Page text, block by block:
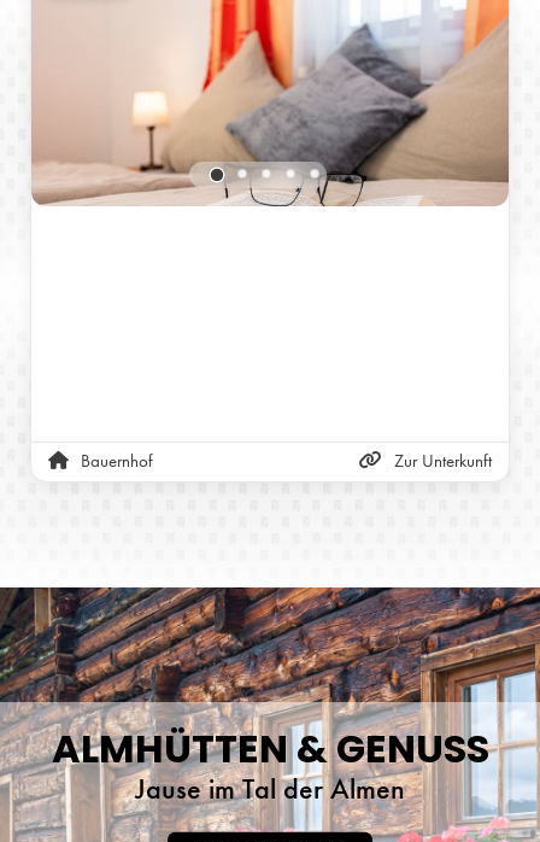
Bauernhof Zur Unterkunft
ALMHÜTTEN & GENUSS
Jause im Tal der Almen